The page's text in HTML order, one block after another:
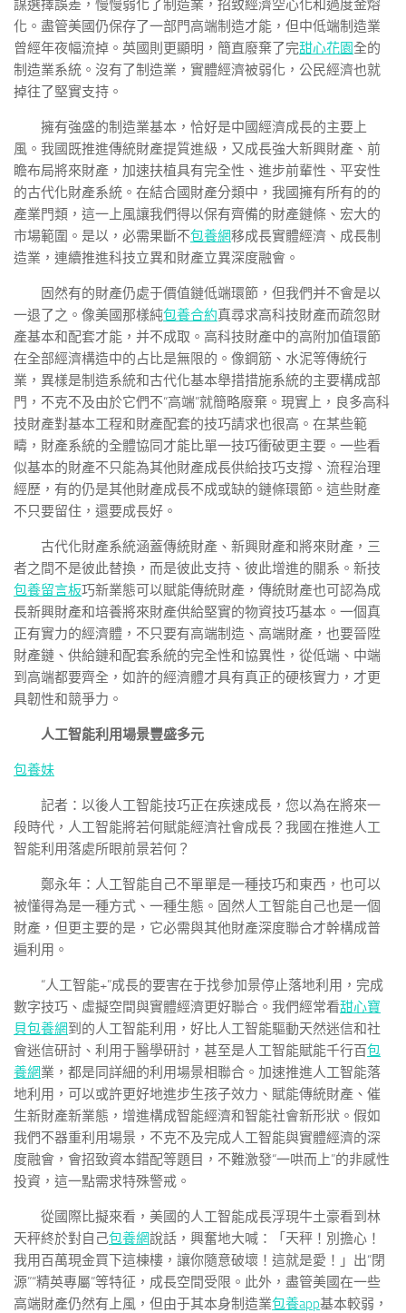
謀選擇誤差，慢慢弱化了制造業，招致經濟空心化和過度金熔
化。盡管美國仍保存了一部門高端制造才能，但中低端制造業
曾經年夜幅流掉。英國則更顯明，簡直廢棄了完甜心花園全的
制造業系統。沒有了制造業，實體經濟被弱化，公民經濟也就
掉往了堅實支持。
擁有強盛的制造業基本，恰好是中國經濟成長的主要上
風。我國既推進傳統財產提質進級，又成長強大新興財產、前
瞻布局將來財產，加速扶植具有完全性、進步前輩性、平安性
的古代化財產系統。在結合國財產分類中，我國擁有所有的的
產業門類，這一上風讓我們得以保有齊備的財產鏈條、宏大的
市場範圍。是以，必需果斷不包養網移成長實體經濟、成長制
造業，連續推進科技立異和財產立異深度融會。
固然有的財產仍處于價值鏈低端環節，但我們并不會是以
一退了之。像美國那樣純包養合約真尋求高科技財產而疏忽財
產基本和配套才能，并不成取。高科技財產中的高附加值環節
在全部經濟構造中的占比是無限的。像鋼筋、水泥等傳統行
業，異樣是制造系統和古代化基本舉措措施系統的主要構成部
門，不克不及由於它們不“高端”就簡略廢棄。現實上，良多高科
技財產對基本工程和財產配套的技巧請求也很高。在某些範
疇，財產系統的全體協同才能比單一技巧衝破更主要。一些看
似基本的財產不只能為其他財產成長供給技巧支撐、流程治理
經歷，有的仍是其他財產成長不成或缺的鏈條環節。這些財產
不只要留住，還要成長好。
古代化財產系統涵蓋傳統財產、新興財產和將來財產，三
者之間不是彼此替換，而是彼此支持、彼此增進的關系。新技
包養留言板巧新業態可以賦能傳統財產，傳統財產也可認為成
長新興財產和培養將來財產供給堅實的物資技巧基本。一個真
正有實力的經濟體，不只要有高端制造、高端財產，也要晉陞
財產鏈、供給鏈和配套系統的完全性和協異性，從低端、中端
到高端都要齊全，如許的經濟體才具有真正的硬核實力，才更
具韌性和競爭力。
人工智能利用場景豐盛多元
包養妹
記者：以後人工智能技巧正在疾速成長，您以為在將來一
段時代，人工智能將若何賦能經濟社會成長？我國在推進人工
智能利用落處所眼前景若何？
鄭永年：人工智能自己不單單是一種技巧和東西，也可以
被懂得為是一種方式、一種生態。固然人工智能自己也是一個
財產，但更主要的是，它必需與其他財產深度聯合才幹構成普
遍利用。
“人工智能+”成長的要害在于找參加景停止落地利用，完成
數字技巧、虛擬空間與實體經濟更好聯合。我們經常看甜心寶
貝包養網到的人工智能利用，好比人工智能驅動天然迷信和社
會迷信研討、利用于醫學研討，甚至是人工智能賦能千行百包
養網業，都是同詳細的利用場景相聯合。加速推進人工智能落
地利用，可以或許更好地進步生孩子效力、賦能傳統財產、催
生新財產新業態，增進構成智能經濟和智能社會新形狀。假如
我們不器重利用場景，不克不及完成人工智能與實體經濟的深
度融會，會招致資本錯配等題目，不難激發“一哄而上”的非感性
投資，這一點需求特殊警戒。
從國際比擬來看，美國的人工智能成長浮現牛土豪看到林
天秤終於對自己包養網說話，興奮地大喊：「天秤！別擔心！
我用百萬現金買下這棟樓，讓你隨意破壞！這就是愛！」出“閉
源”“精英專屬”等特征，成長空間受限。此外，盡管美國在一些
高端財產仍然有上風，但由于其本身制造業包養app基本較弱，